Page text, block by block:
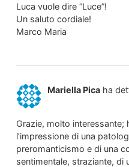
Luca vuole dire “Luce”!
Un saluto cordiale!
Marco Maria
Mariella Pica ha
Grazie, molto interessante;
l’impressione di una
preromanticismo e di una
sentimentale, straziante, di